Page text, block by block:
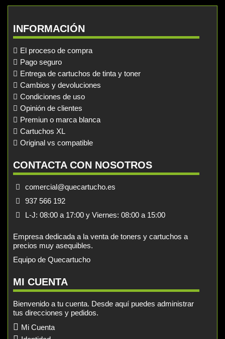
INFORMACIÓN
El proceso de compra
Pago seguro
Entrega de cartuchos de tinta y toner
Cambios y devoluciones
Condiciones de uso
Opinión de clientes
Premiun o marca blanca
Cartuchos XL
Original vs compatible
CONTACTA CON NOSOTROS
comercial@quecartucho.es
937 566 192
L-J: 08:00 a 17:00 y Viernes: 08:00 a 15:00
Empresa dedicada a la venta de toners y cartuchos a
precios muy asequibles.
Equipo de Quecartucho
MI CUENTA
Bienvenido a tu cuenta. Desde aquí puedes administrar
tus direcciones y pedidos.
Mi Cuenta